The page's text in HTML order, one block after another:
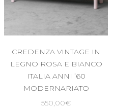
CREDENZA VINTAGE IN
LEGNO ROSA E BIANCO
ITALIA ANNI ’60
MODERNARIATO
550,00€